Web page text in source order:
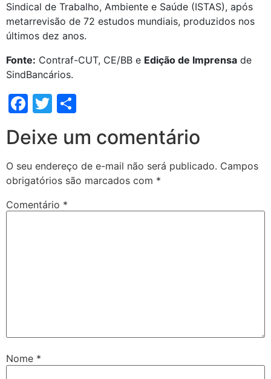
Sindical de Trabalho, Ambiente e Saúde (ISTAS), após
metarrevisão de 72 estudos mundiais, produzidos nos
últimos dez anos.
Fonte: Contraf-CUT, CE/BB e Edição de Imprensa de
SindBancários.
Facebook
Twitter
Deixe um comentário
O seu endereço de e-mail não será publicado. Campos
obrigatórios são marcados com *
Comentário *
Nome *